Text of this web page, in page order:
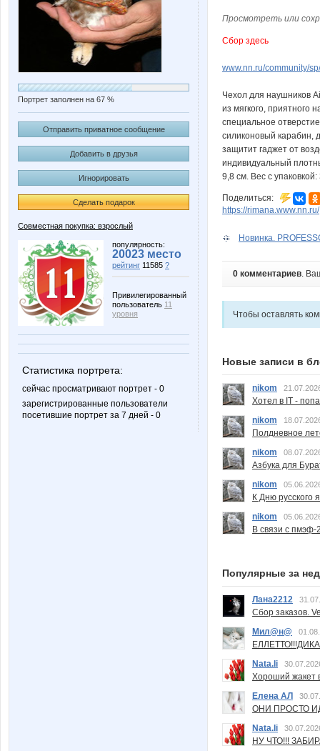
Портрет заполнен на 67 %
Отправить приватное сообщение
Добавить в друзья
Игнорировать
Сделать подарок
Совместная покупка: взрослый
популярность:
20023 место
рейтинг 11585 ?
Привилегированный
пользователь 11
уровня
Статистика портрета:
сейчас просматривают портрет - 0
зарегистрированные пользователи
посетившие портрет за 7 дней - 0
Просмотреть или
Сбор здесь
www.nn.ru/community/
Чехол для наушников
из мягкого, приятного
специальное
силиконовый карабин,
защитит гаджет от
индивидуальный
9,8 см. Вес с упаковкой:
Поделиться:
https://rimana.www.nn.ru/
Новинка.
0 комментариев.
Чтобы оставлять
Новые записи в
nikom
Хотел в IT -
nikom
Полдневное
nikom
Азбука для
nikom
К Дню русского
nikom
В связи с пмэф-
Популярные за
Лана2212
Сбор заказов.
Мил@н@
Nata.li
Хороший жакет
Елена АЛ
ОНИ ПРОСТО
Nata.li
НУ ЧТО!!!